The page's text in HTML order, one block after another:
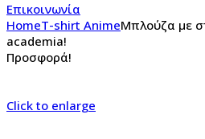
Επικοινωνία
HomeT-shirt AnimeΜπλούζα με
academia!
Προσφορά!
Click to enlarge